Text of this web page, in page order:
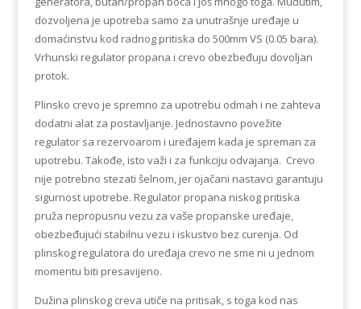
dozvoljena je upotreba samo za unutrašnje uređaje u
domaćinstvu kod radnog pritiska do 500mm VS (0.05 bara).
Vrhunski regulator propana i crevo obezbeđuju dovoljan
protok.
Plinsko crevo je spremno za upotrebu odmah i ne zahteva
dodatni alat za postavljanje. Jednostavno povežite
regulator sa rezervoarom i uređajem kada je spreman za
upotrebu. Takođe, isto važi i za funkciju odvajanja. Crevo
nije potrebno stezati šelnom, jer ojačani nastavci garantuju
sigurnost upotrebe. Regulator propana niskog pritiska
pruža nepropusnu vezu za vaše propanske uređaje,
obezbeđujući stabilnu vezu i iskustvo bez curenja. Od
plinskog regulatora do uređaja crevo ne sme ni u jednom
momentu biti presavijeno.
Dužina plinskog creva utiče na pritisak, s toga kod nas